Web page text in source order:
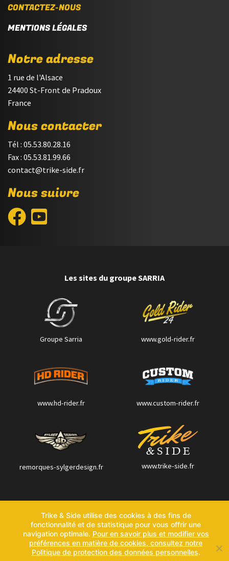
CONTACTEZ-NOUS
MENTIONS LÉGALES
Notre adresse
1 rue de l'Alsace
24400 St-Front de Pradoux
France
Nous contacter
Tél : 05.53.80.28.16
Fax : 05.53.81.99.66
contact@trike-side.fr
Nous suivre
Les sites du groupe SARRIA
Groupe Sarria www.gold-rider.fr
www.hd-rider.fr www.custom-rider.fr
remorques-sylgerdesign.fr www.trike-side.fr
Politique de confidentialité
Mentions légales
Site créé par IRCF
Trike & Side utilise des cookies à des fins de
fonctionnalité et de statistique pour vous offrir une
navigation optimale. Pour en savoir plus et modifier vos
préférences en matière de cookies, consultez notre
Politique de protection des données personnelles.